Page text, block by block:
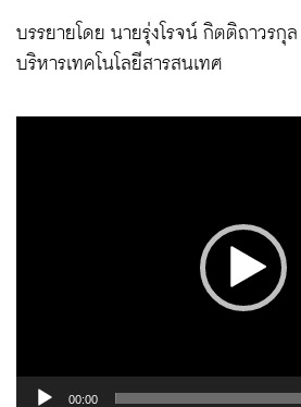
บรรยายโดย นายรุ่งโรจน์ กิตติถาวรกุ
บริหารเทคโนโลยีสารสนเทศ
วิ
00:00